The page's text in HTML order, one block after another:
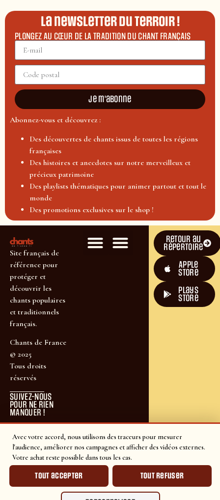
Avec votre accord, nous utilisons des traceurs pour mesurer
l'audience, améliorer nos campagnes et afficher des vidéos externes.
Votre achat reste possible dans tous les cas.
Tout accepter Tout refuser
La newsletter du terroir !
PLONGEZ AU CŒUR DE LA TRADITION DU CHANT FRANÇAIS
Je m'abonne
Abonnez-vous et découvrez :
Des découvertes de chants issus de toutes les régions
françaises
Des histoires et anecdotes sur notre merveilleux et
précieux patrimoine
Des playlists thématiques pour animer partout et tout le
monde
Des promotions exclusives sur le shop !
Site français de
référence pour
protéger et
découvrir les
chants populaires
et traditionnels
français.
Chants de France
© 2025
Tous droits
réservés
SUIVEZ-NOUS
POUR NE RIEN
MANQUER !
Retour au
répertoire
Apple
Store
plays
store